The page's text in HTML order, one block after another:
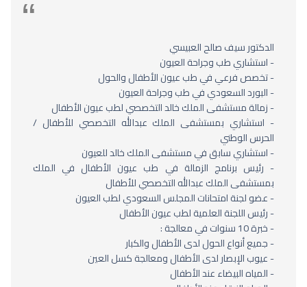
الدكتور سيف صالح العبيسي
- استشاري طب وجراحة العيون
- تخصص فرعي في طب عيون الأطفال والحول
- البورد السعودي في طب وجراحة العيون
- زمالة مستشفى الملك خالد التخصصي لطب عيون الأطفال
- استشاري بمستشفى الملك عبدالله التخصصي للأطفال /
الحرس الوطني
- استشاري سابق في مستشفى الملك خالد للعيون
- رئيس برنامج الزمالة في طب عيون الأطفال في الملك
بمستشفى الملك عبدالله التخصصي للأطفال
- عضو لجنة امتحانات المجلس السعودي لطب العيون
- رئيس اللجنة العلمية لطب عيون الأطفال
- خبرة 10 سنوات في معالجة :
- جميع أنواع الحول لدى الأطفال والكبار
- عيوب الإبصار لدى الأطفال ومعالجة كسل العين
- المياه البيضاء عند الأطفال